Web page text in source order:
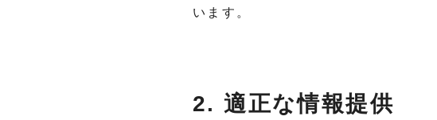
います。
2. 適正な情報提供